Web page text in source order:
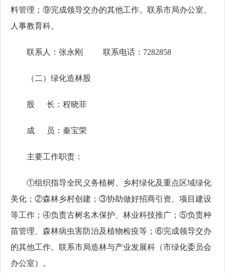
料管理；⑨完成领导交办的其他工作。联系市局办公室、
人事教育科。
联系人：张永刚 联系电话：7282858
（二）绿化造林股
股 长：程晓菲
成 员：秦宝荣
主要工作职责：
①组织指导全民义务植树、乡村绿化及重点区域绿化
美化；②森林乡村创建；③协助做好招商引资、项目建设
等工作；④负责古树名木保护、林业科技推广；⑤负责种
苗管理、森林病虫害防治及植物检疫等；⑥完成领导交办
的其他工作。联系市局造林与产业发展科（市绿化委员会
办公室）。